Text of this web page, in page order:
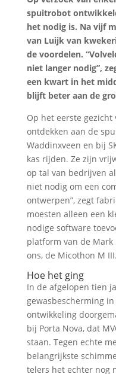
spuitrobot
het nodig is. Na vijf
van Luijk van
de voordelen.
niet langer nodig”,
een kwart in het
blijft beter aan de
Op het eerste
ontdekken aan de
Waddinxveen en bij
kas rijden. Ze zijn
op tal van bedrijven
niet nodig om een
ontwerpen”, zegt
moesten alleen een
nodige software
platform van de
ons, de Micothon M
Hoe het ging
In de afgelopen tien
gewasbescherming
ontwikkeling
bij Porta Nova, dat
staan. Tegen echte
belangrijkste
telers het echter nog